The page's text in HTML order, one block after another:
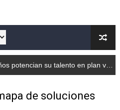
fortalece el desarrollo
para aspirantes al curso de
comunal en El Vigía con
su talento en plan vacacional integral
de soluciones